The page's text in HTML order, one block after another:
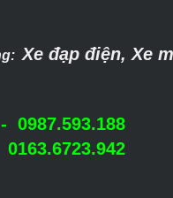
Xe đạp điện, Xe
0987.593.188